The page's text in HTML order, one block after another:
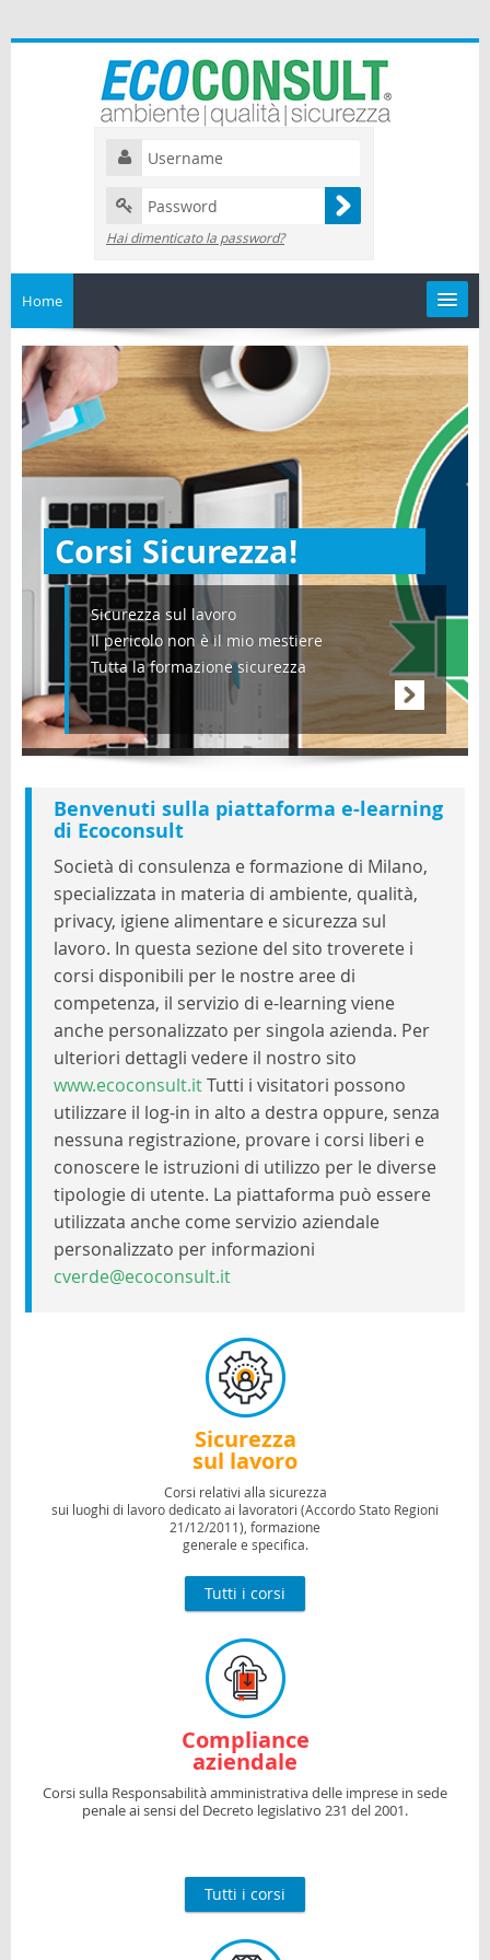
Hai dimenticato la password?
Home
Catalogo
I miei corsi
Il mio calendario
Blog
Italiano (it)
Corsi Sicurezza!
Sicurezza sul lavoro
Il pericolo non è il mio mestiere
Tutta la formazione sicurezza
Benvenuti sulla piattaforma e-learning
di Ecoconsult
Società di consulenza e formazione di Milano,
specializzata in materia di ambiente, qualità,
privacy, igiene alimentare e sicurezza sul
lavoro. In questa sezione del sito troverete i
corsi disponibili per le nostre aree di
competenza, il servizio di e-learning viene
anche personalizzato per singola azienda. Per
ulteriori dettagli vedere il nostro sito
www.ecoconsult.itTutti i visitatori possono
utilizzare il log-in in alto a destra oppure, senza
nessuna registrazione, provare i corsi liberi e
conoscere le istruzioni di utilizzo per le diverse
tipologie di utente. La piattaforma può essere
utilizzata anche come servizio aziendale
personalizzato per informazioni
cverde@ecoconsult.it
Sicurezza
sul lavoro
Corsi relativi alla sicurezza
sui luoghi di lavoro dedicato ai lavoratori (Accordo Stato Regioni
21/12/2011), formazione
generale e specifica.
Tutti i corsi
Compliance
aziendale
Corsi sulla Responsabilità amministrativa delle imprese in sede
penale ai sensi del Decreto legislativo 231 del 2001.
Tutti i corsi